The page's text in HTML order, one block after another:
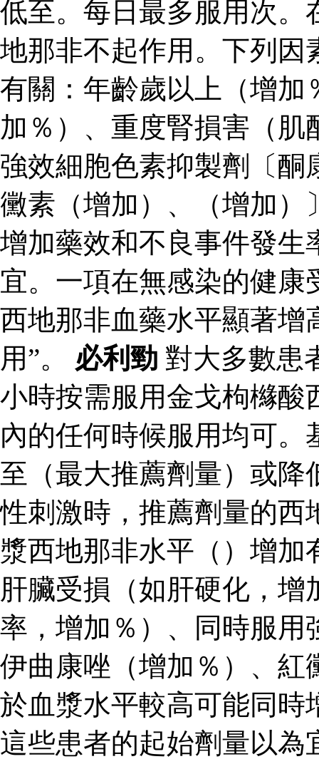
低至。每日最多服用次。
地那非不起作用。下列因
有關：年齡歲以上（增加
加％）、重度腎損害（
強效細胞色素抑製劑〔酮
黴素（增加）、（增加）
增加藥效和不良事件發生
宜。一項在無感染的健
西地那非血藥水平顯著增
用”。 必利勁 對大多數患
小時按需服用金戈枸櫞酸
內的任何時候服用均可
至（最大推薦劑量）或降
性刺激時，推薦劑量的西
漿西地那非水平（）增
肝臟受損（如肝硬化，
率，增加％）、同時服用
伊曲康唑（增加％）、紅
於血漿水平較高可能同時
這些患者的起始劑量以為